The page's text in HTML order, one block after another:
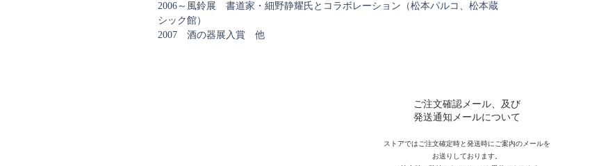
2006～風鈴展 書道家・細野静耀氏とコラボレーション（松本パルコ、松本蔵
シック館）
2007 酒の器展入賞 他
ご注文確認メール、及び
発送通知メールについて
ストアではご注文確定時と発送時にご案内のメールを
お送りしております。